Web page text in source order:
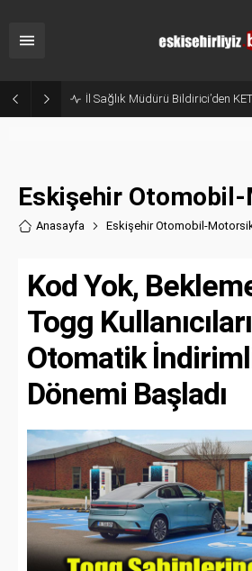
Eskişehir
Anasayfa Eskişehir Otomobil-
Kod Yok,
Togg
Otomatik
Dönemi Başladı